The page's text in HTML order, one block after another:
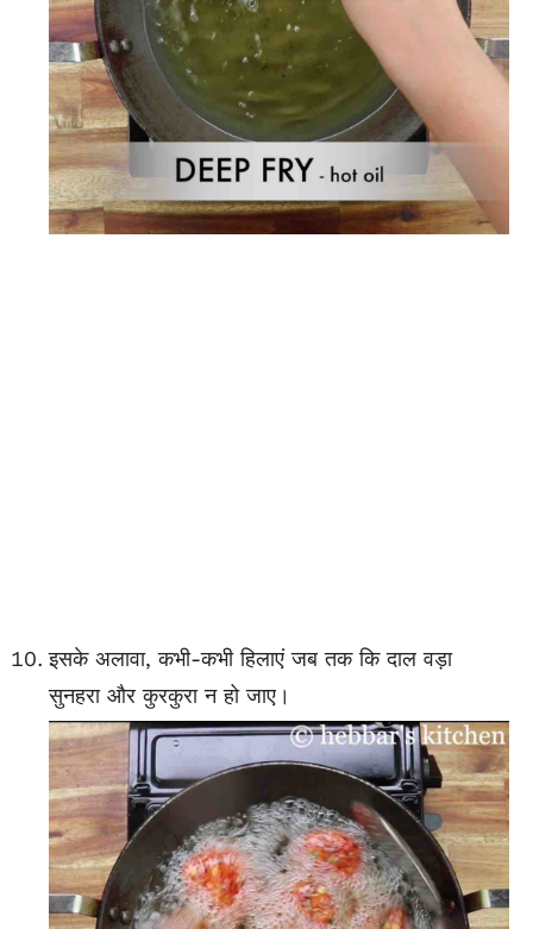
इसके अलावा, कभी-कभी हिलाएं जब तक कि दाल वड़ा
सुनहरा और कुरकुरा न हो जाए।